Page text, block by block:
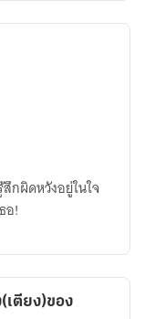
กผิดหวังอยู่ในใจ
อ!
เตียง)ของ